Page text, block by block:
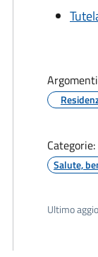
Categorie:
Salute,
Ultimo